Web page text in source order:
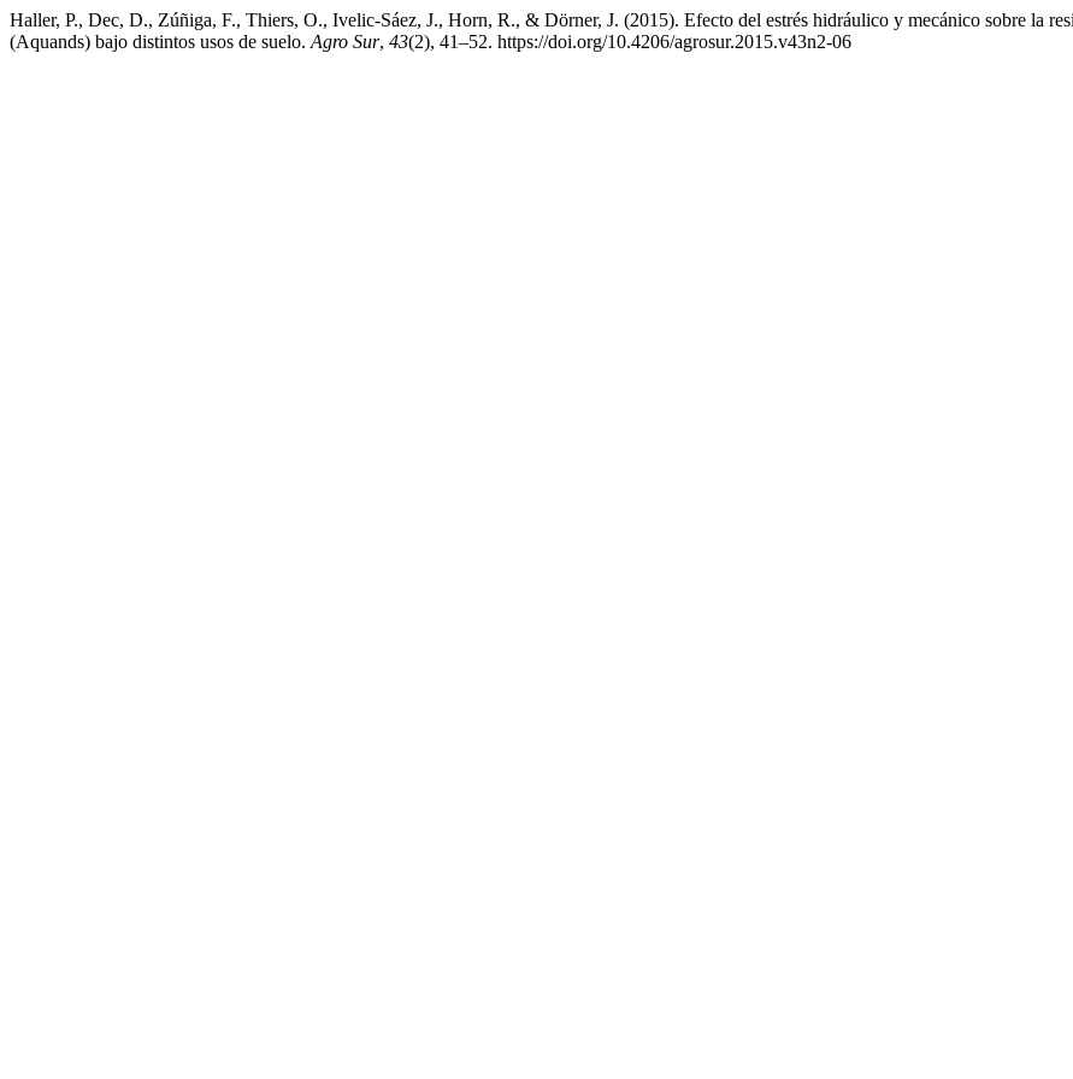
Haller, P., Dec, D., Zúñiga, F., Thiers, O., Ivelic-Sáez, J., Horn, R., & Dörner, J. (2015). Efecto del estrés hidráulico y mecánico sobre la
(Aquands) bajo distintos usos de suelo. Agro Sur, 43(2), 41–52. https://doi.org/10.4206/agrosur.2015.v43n2-06